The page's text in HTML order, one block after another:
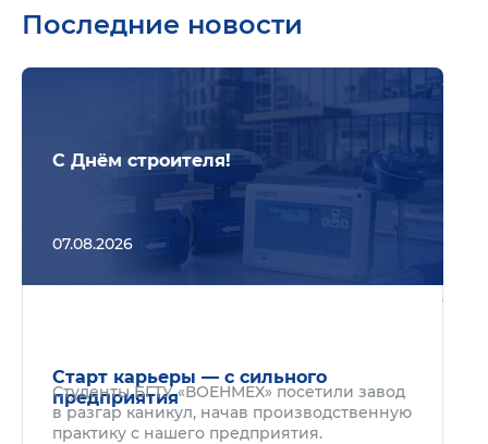
Последние новости
С Днём строителя!
07.08.2026
Старт карьеры — с сильного
предприятия
Студенты БГТУ «ВОЕНМЕХ» посетили завод
в разгар каникул, начав производственную
практику с нашего предприятия.